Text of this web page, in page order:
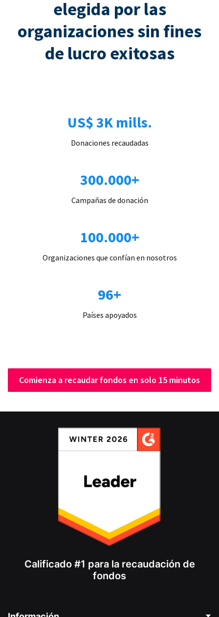
elegida por las
organizaciones sin fines
de lucro exitosas
US$ 3K mills.
Donaciones recaudadas
300.000+
Campañas de donación
100.000+
Organizaciones que confían en nosotros
96+
Países apoyados
Comienza a recaudar fondos en solo 15 minutos
Calificado #1 para la recaudación de
fondos